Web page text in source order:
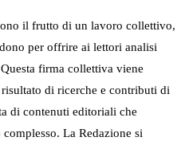
il frutto di un lavoro collettivo,
per offrire ai lettori analisi
firma collettiva viene
di ricerche e contributi di
di contenuti editoriali che
La Redazione si